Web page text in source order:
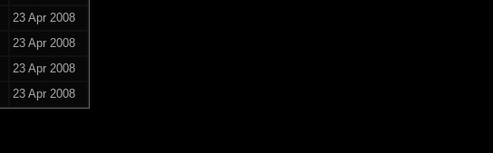
23 Apr 2008
23 Apr 2008
23 Apr 2008
23 Apr 2008